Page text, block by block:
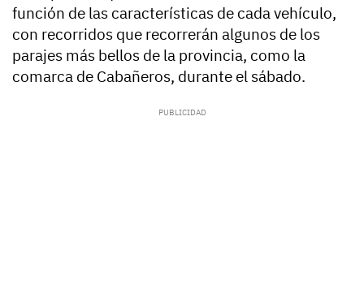
función de las características de cada vehículo,
con recorridos que recorrerán algunos de los
parajes más bellos de la provincia, como la
comarca de Cabañeros, durante el sábado.